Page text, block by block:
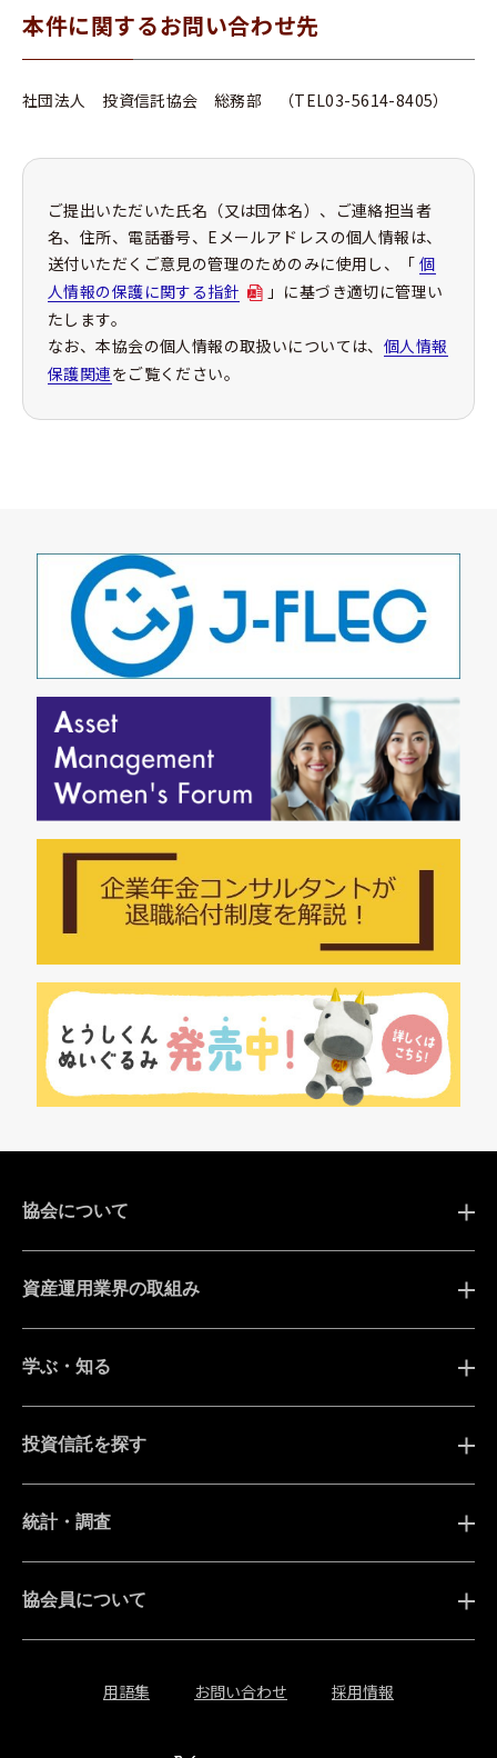
本件に関するお問い合わせ先
社団法人 投資信託協会 総務部 （TEL03-5614-8405）
ご提出いただいた氏名（又は団体名）、ご連絡担当者
名、住所、電話番号、Eメールアドレスの個人情報は、
送付いただくご意見の管理のためのみに使用し、「 個
人情報の保護に関する指針
」に基づき適切に管理い
たします。
なお、本協会の個人情報の取扱いについては、 個人情報
保護関連をご覧ください。
協会について
資産運用業界の取組み
学ぶ・知る
投資信託を探す
統計・調査
協会員について
用語集 お問い合わせ 採用情報